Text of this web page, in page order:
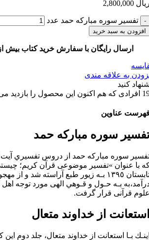
تفسير سوره مباركه حمد عدد
افزودن به سبد خرید
ارسال رایگان با سفارش خرید کتاب بیش از 800 هزار
به علاقه مندی
کنید
افرادی که هم اکنون این محصول را بازدید
عناوین
سوره مباركه حمد
سوره مباركه حمد از دروس ﺗﻔﺴﻴﺮي
ﺑﺎ ﻋﻨﻮان »ﺗﻔﺴﻴﺮ ﻣﻮﺿﻮﻋﻰ ﻗﺮآن ﻛﺮﻳﻢ؛
ﺗﺎﺑﺴﺘﺎن ١٣٩٥ ﺑـﻪ زﻳﻮر ﻃﺒﻊ آراﺳﺘﻪ ﺷﺪ و
ﺑـﻪ ﺣـﻮل و ﻗـﻮهي اﻟﻬﻰ ﻣﻮرد ﺗﻮﺟﻪ
ﻗﺮآﻧﻰ ﻗﺮار ﮔﺮﻓﺖ.
از ﺧﺪاوﻧﺪ ﻣﺘﻌﺎل
ﺑـﺎ اﺳﺘﻌﺎﻧﺖ از ﺧﺪاوﻧﺪ ﻣﺘﻌﺎل، ﺟﻠﺪ دوم اﻳﻦ